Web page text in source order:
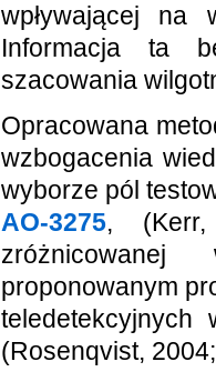
wpływającej na
Informacja ta
szacowania
Opracowana
wzbogacenia
wyborze pól
AO-3275,
proponowanym
teledetekcyjnych
(Rosenqvist,